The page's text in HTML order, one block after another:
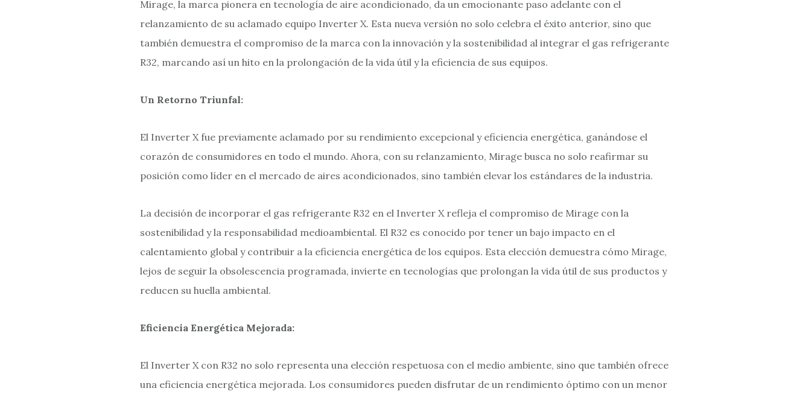
Mirage, la marca pionera en tecnología de aire acondicionado, da un emocionante paso adelante con el
relanzamiento de su aclamado equipo Inverter X. Esta nueva versión no solo celebra el éxito anterior, sino que
también demuestra el compromiso de la marca con la innovación y la sostenibilidad al integrar el gas refrigerante
R32, marcando así un hito en la prolongación de la vida útil y la eficiencia de sus equipos.
Un Retorno Triunfal:
El Inverter X fue previamente aclamado por su rendimiento excepcional y eficiencia energética, ganándose el
corazón de consumidores en todo el mundo. Ahora, con su relanzamiento, Mirage busca no solo reafirmar su
posición como líder en el mercado de aires acondicionados, sino también elevar los estándares de la industria.
La decisión de incorporar el gas refrigerante R32 en el Inverter X refleja el compromiso de Mirage con la
sostenibilidad y la responsabilidad medioambiental. El R32 es conocido por tener un bajo impacto en el
calentamiento global y contribuir a la eficiencia energética de los equipos. Esta elección demuestra cómo Mirage,
lejos de seguir la obsolescencia programada, invierte en tecnologías que prolongan la vida útil de sus productos y
reducen su huella ambiental.
Eficiencia Energética Mejorada:
El Inverter X con R32 no solo representa una elección respetuosa con el medio ambiente, sino que también ofrece
una eficiencia energética mejorada. Los consumidores pueden disfrutar de un rendimiento óptimo con un menor